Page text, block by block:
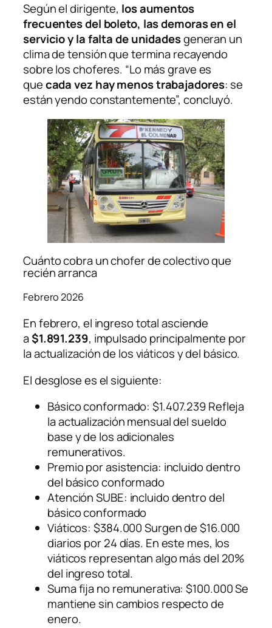
Según el dirigente, los aumentos
frecuentes del boleto, las demoras en el
servicio y la falta de unidadesgeneran un
clima de tensión que termina recayendo
sobre los choferes. “Lo más grave es
quecada vez hay menos trabajadores: se
están yendo constantemente”, concluyó.
Cuánto cobra un chofer de colectivo que
recién arranca
Febrero 2026
En febrero, el ingreso total asciende
a$1.891.239, impulsado principalmente por
la actualización de los viáticos y del básico.
El desglose es el siguiente:
Básico conformado: $1.407.239 Refleja
la actualización mensual del sueldo
base y de los adicionales
remunerativos.
Premio por asistencia: incluido dentro
del básico conformado
Atención SUBE: incluido dentro del
básico conformado
Viáticos: $384.000 Surgen de $16.000
diarios por 24 días. En este mes, los
viáticos representan algo más del 20%
del ingreso total.
Suma fija no remunerativa: $100.000 Se
mantiene sin cambios respecto de
enero.